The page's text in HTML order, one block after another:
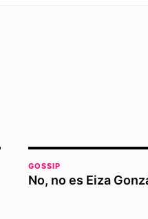
GOSSIP
No, no es Eiza